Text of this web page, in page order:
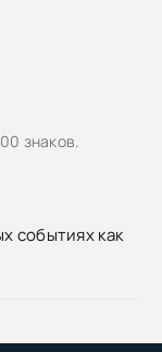
знаков.
событиях как